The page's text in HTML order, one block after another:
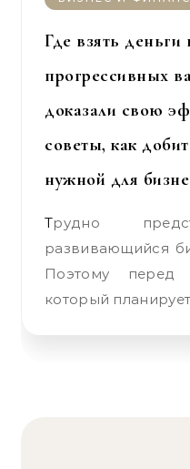
Где взять деньги
прогрессивных
доказали свою
советы, как
нужной для
Трудно представить успешно
развивающийся
Поэтому перед
который